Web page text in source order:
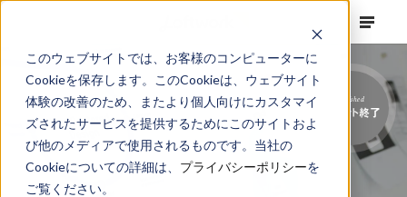
このウェブサイトでは、お客様のコンピューターに
Cookieを保存します。このCookieは、ウェブサイト
体験の改善のため、またより個人向けにカスタマイ
ズされたサービスを提供するためにこのサイトおよ
び他のメディアで使用されるものです。当社の
Cookieについての詳細は、 プライバシーポリシーを
ご覧ください。
Finished
イベント終了